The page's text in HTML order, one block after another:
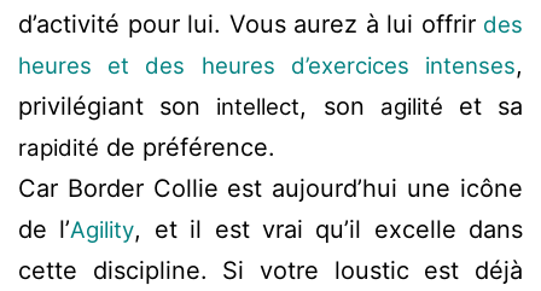
d’activité pour lui. Vous aurez à lui offrir des
heures et des heures d’exercices intenses,
privilégiant son intellect, son agilité et sa
rapidité de préférence.
Car Border Collie est aujourd’hui une icône
de l’Agility, et il est vrai qu’il excelle dans
cette discipline. Si votre loustic est déjà